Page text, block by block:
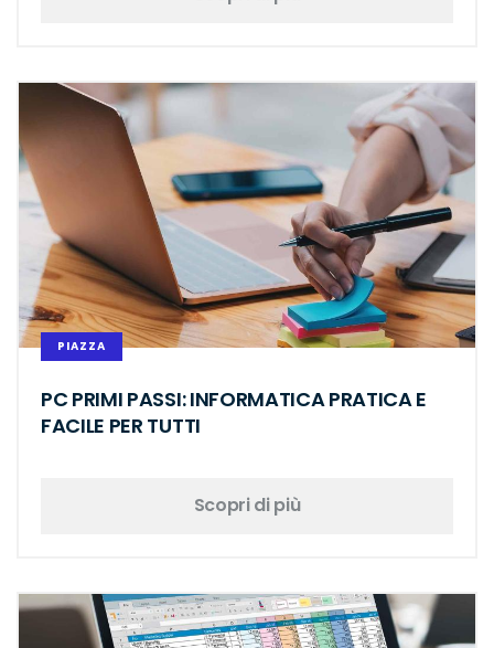
PIAZZA
PC PRIMI PASSI: INFORMATICA PRATICA E
FACILE PER TUTTI
Scopri di più